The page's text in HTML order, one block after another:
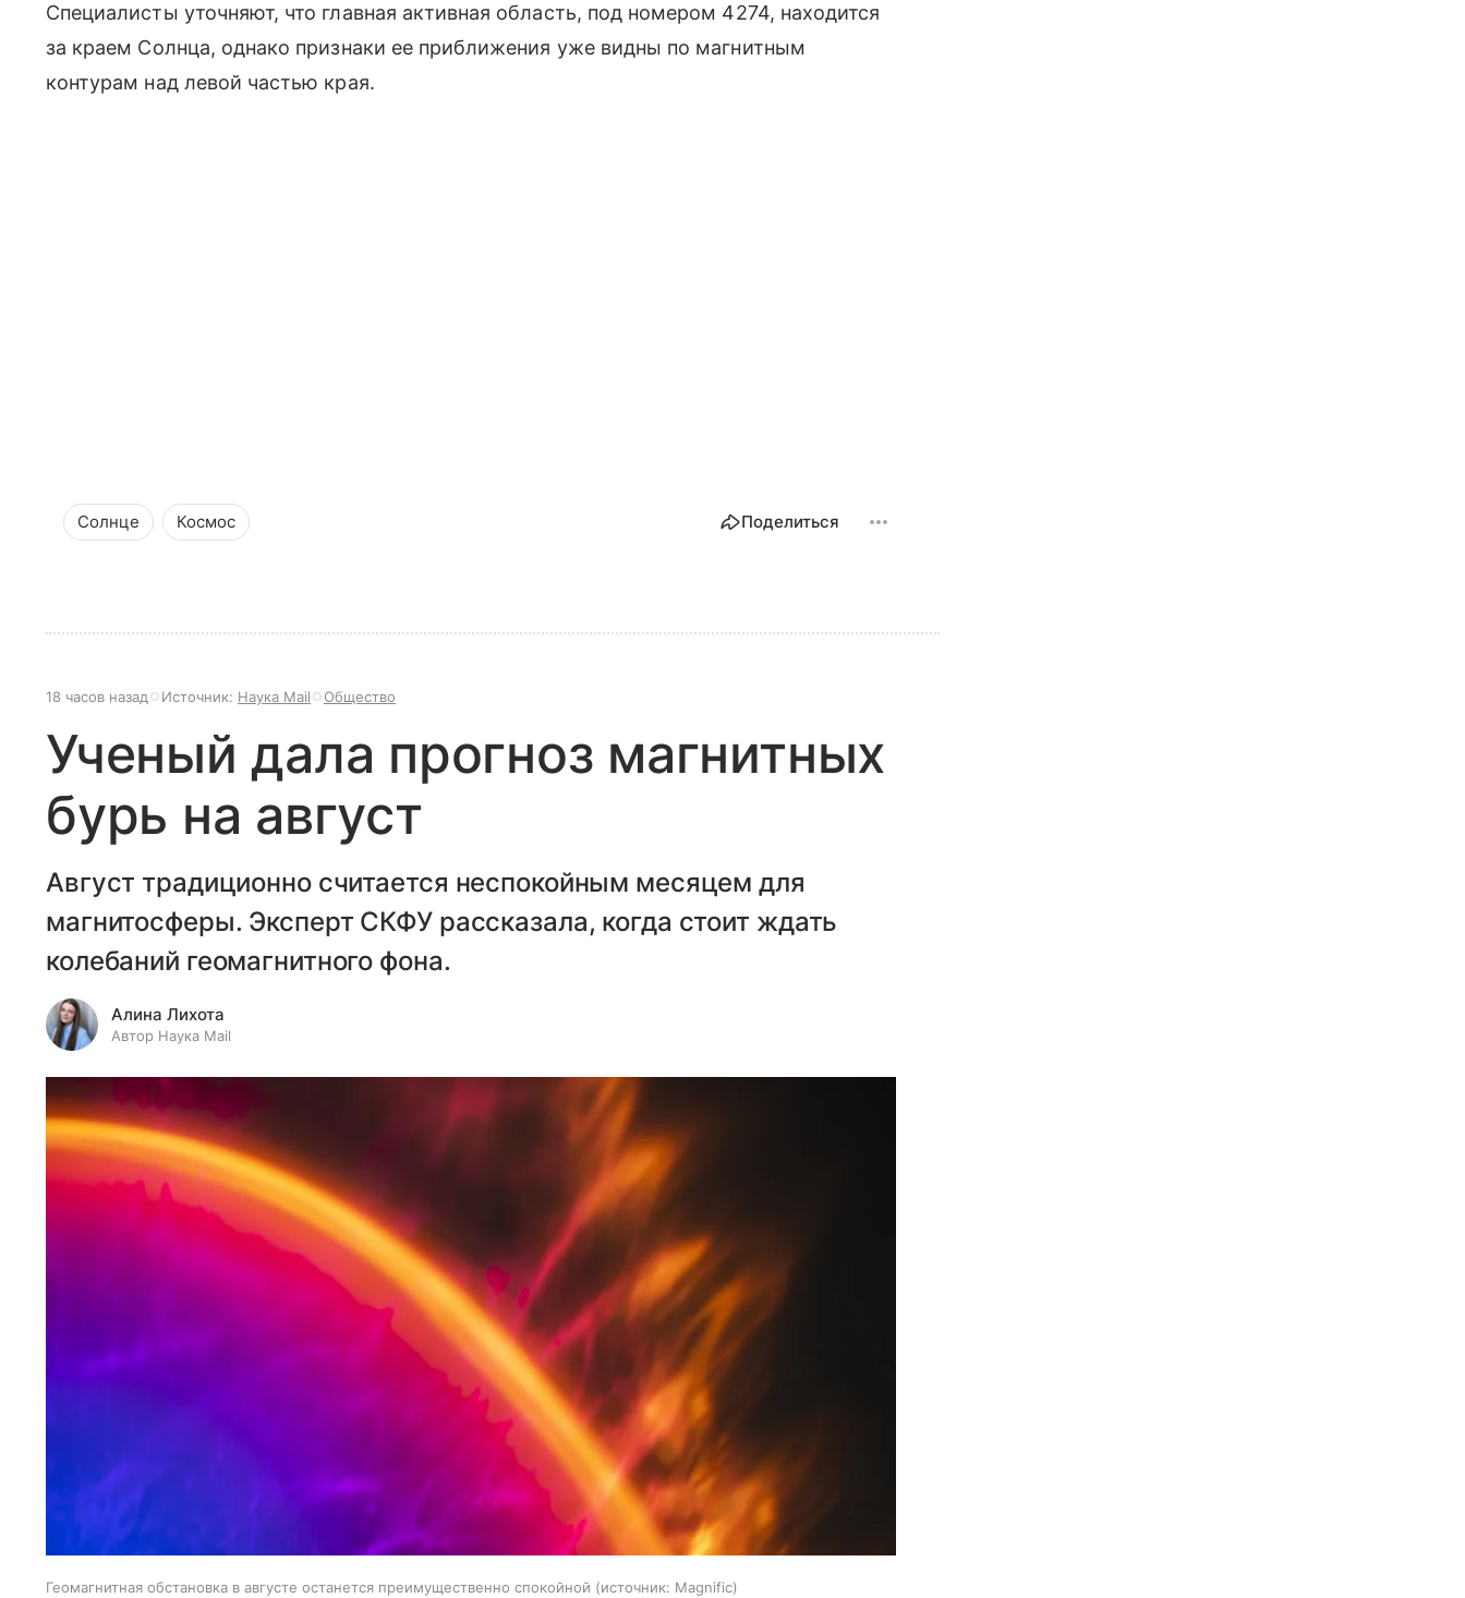
Специалисты уточняют, что главная активная область, под номером 4274, находится
за краем Солнца, однако признаки ее приближения уже видны по магнитным
контурам над левой частью края.
Солнце Космос Поделиться
18 часов назад Источник: Наука Mail Общество
Ученый дала прогноз магнитных
бурь на август
Август традиционно считается неспокойным месяцем для
магнитосферы. Эксперт СКФУ рассказала, когда стоит ждать
колебаний геомагнитного фона.
Алина Лихота
Автор Наука Mail
Геомагнитная обстановка в августе останется преимущественно спокойной источник: Magnific